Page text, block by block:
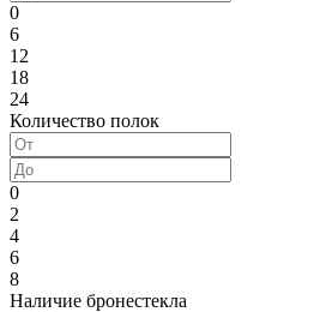
0
6
12
18
24
Количество полок
0
2
4
6
8
Наличие бронестекла